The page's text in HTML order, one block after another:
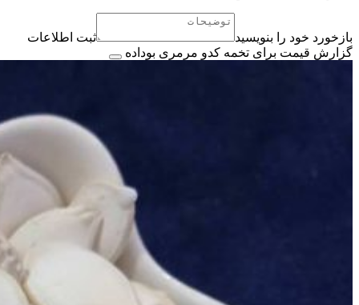
بازخورد خود را بنویسید
ثبت اطلاعات
گزارش قیمت برای تخمه کدو مرمری بوداده